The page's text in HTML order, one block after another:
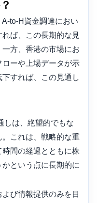
to-H資金調達におい
ば、この長期的な見
方、香港の市場にお
ーや上場データが示
すれば、この見通し
しは、絶望的でもな
これは、戦略的な重
間の経過とともに株
という点に長期的に
び情報提供のみを目